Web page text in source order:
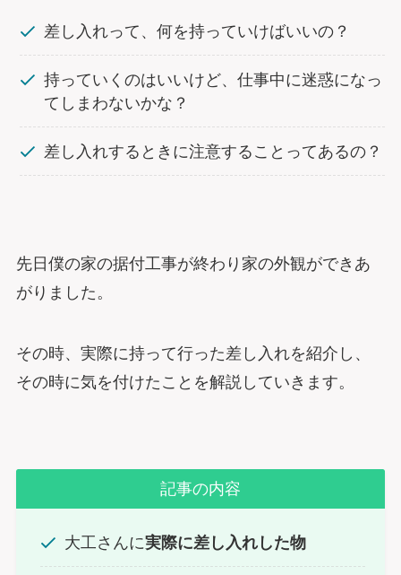
差し入れって、何を持っていけばいいの？
持っていくのはいいけど、仕事中に迷惑になっ
てしまわないかな？
差し入れするときに注意することってあるの？
先日僕の家の据付工事が終わり家の外観ができあ
がりました。
その時、実際に持って行った差し入れを紹介し、
その時に気を付けたことを解説していきます。
記事の内容
大工さんに実際に差し入れした物